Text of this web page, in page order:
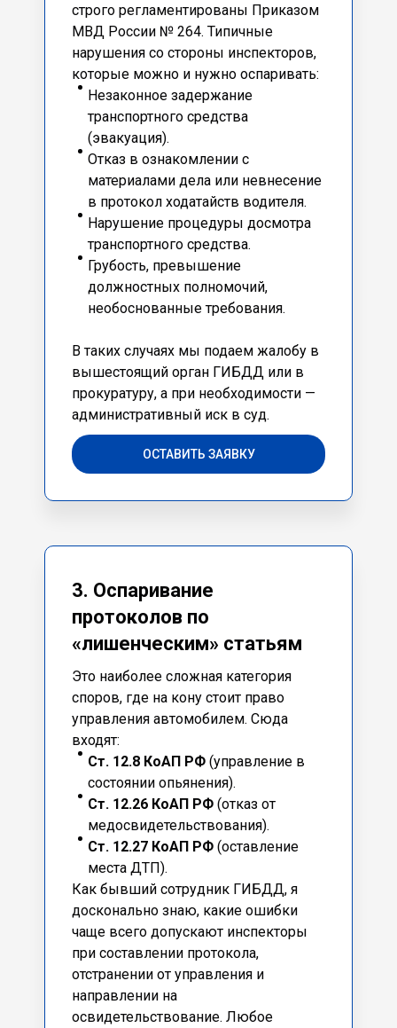
строго регламентированы Приказом
МВД России № 264. Типичные
нарушения со стороны инспекторов,
которые можно и нужно оспаривать:
Незаконное задержание
транспортного средства
(эвакуация).
Отказ в ознакомлении с
материалами дела или невнесение
в протокол ходатайств водителя.
Нарушение процедуры досмотра
транспортного средства.
Грубость, превышение
должностных полномочий,
необоснованные требования.
В таких случаях мы подаем жалобу в
вышестоящий орган ГИБДД или в
прокуратуру, а при необходимости —
административный иск в суд.
ОСТАВИТЬ ЗАЯВКУ
3. Оспаривание
протоколов по
«лишенческим» статьям
Это наиболее сложная категория
споров, где на кону стоит право
управления автомобилем. Сюда
входят:
Ст. 12.8 КоАП РФ (управление в
состоянии опьянения).
Ст. 12.26 КоАП РФ (отказ от
медосвидетельствования).
Ст. 12.27 КоАП РФ (оставление
места ДТП).
Как бывший сотрудник ГИБДД, я
досконально знаю, какие ошибки
чаще всего допускают инспекторы
при составлении протокола,
отстранении от управления и
направлении на
освидетельствование. Любое